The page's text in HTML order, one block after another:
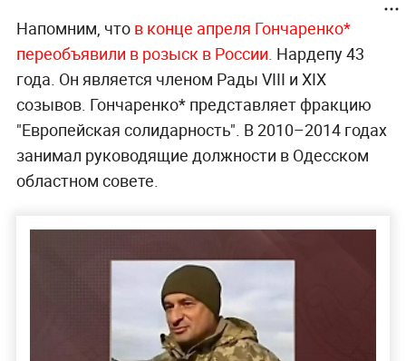
Напомним, что в конце апреля Гончаренко*
переобъявили в розыск в России. Нардепу 43
года. Он является членом Рады VIII и XIX
созывов. Гончаренко* представляет фракцию
"Европейская солидарность". В 2010–2014 годах
занимал руководящие должности в Одесском
областном совете.